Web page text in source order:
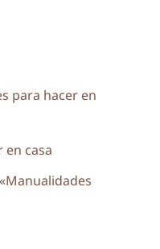
para hacer en
en casa